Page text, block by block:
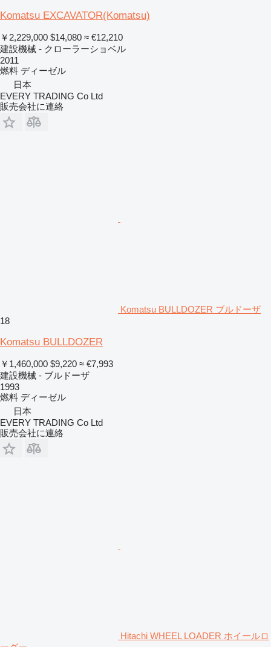
Komatsu EXCAVATOR(Komatsu)
￥2,229,000 $14,080 ≈ €12,210
建設機械 - クローラーショベル
2011
燃料 ディーゼル
日本
EVERY TRADING Co Ltd
販売会社に連絡
Komatsu BULLDOZER ブルドーザ
18
Komatsu BULLDOZER
￥1,460,000 $9,220 ≈ €7,993
建設機械 - ブルドーザ
1993
燃料 ディーゼル
日本
EVERY TRADING Co Ltd
販売会社に連絡
Hitachi WHEEL LOADER ホイールロ